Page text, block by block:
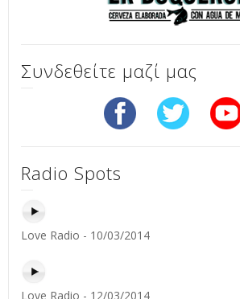
Συνδεθείτε μαζί μας
Radio Spots
Love Radio - 10/03/2014
Love Radio - 12/03/2014